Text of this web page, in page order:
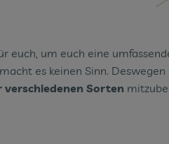
euch, um euch eine
es keinen Sinn.
verschiedenen Sorten